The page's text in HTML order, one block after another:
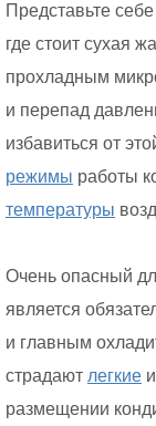
Представьте
где стоит сухая
прохладным
и перепад
избавиться от
режимы работы
температуры
Очень опасный
является
и главным
страдают легкие
размещении